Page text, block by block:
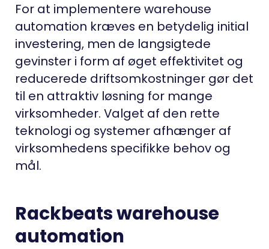
For at implementere warehouse
automation kræves en betydelig initial
investering, men de langsigtede
gevinster i form af øget effektivitet og
reducerede driftsomkostninger gør det
til en attraktiv løsning for mange
virksomheder. Valget af den rette
teknologi og systemer afhænger af
virksomhedens specifikke behov og
mål.
Rackbeats warehouse
automation